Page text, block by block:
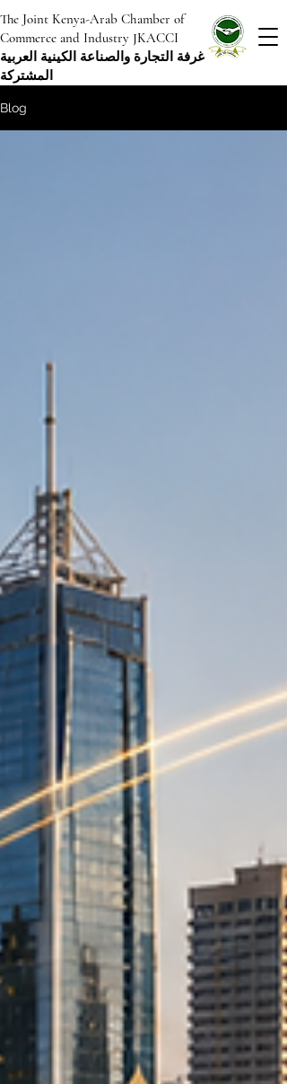
The Joint Kenya-Arab Chamber of
Commerce and Industry JKACCI
غرفة التجارة والصناعة الكينية العربية
المشتركة
Blog